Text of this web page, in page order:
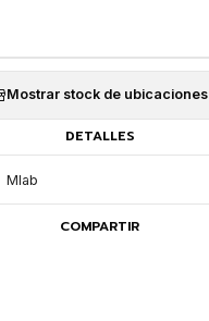
Mostrar stock de ubicaciones
DETALLES
Mlab
COMPARTIR